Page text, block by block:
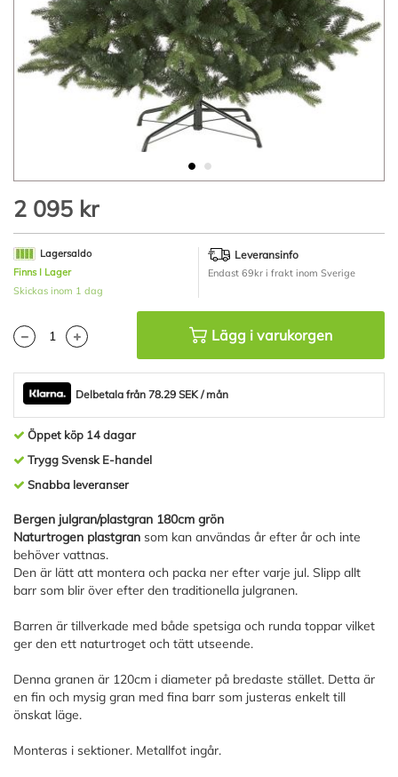
till
bildgalleriet
2 095 kr
Lagersaldo
Finns I Lager
Skickas inom 1 dag
Leveransinfo
Endast 69kr i frakt inom Sverige
Lägg i varukorgen
Delbetala från 78.29 SEK / mån
Öppet köp 14 dagar
Trygg Svensk E-handel
Snabba leveranser
Bergen julgran/plastgran 180cm grön
Naturtrogen plastgran som kan användas år efter år och inte
behöver vattnas.
Den är lätt att montera och packa ner efter varje jul. Slipp allt
barr som blir över efter den traditionella julgranen.
Barren är tillverkade med både spetsiga och runda toppar vilket
ger den ett naturtroget och tätt utseende.
Denna granen är 120cm i diameter på bredaste stället. Detta är
en fin och mysig gran med fina barr som justeras enkelt till
önskat läge.
Monteras i sektioner. Metallfot ingår.